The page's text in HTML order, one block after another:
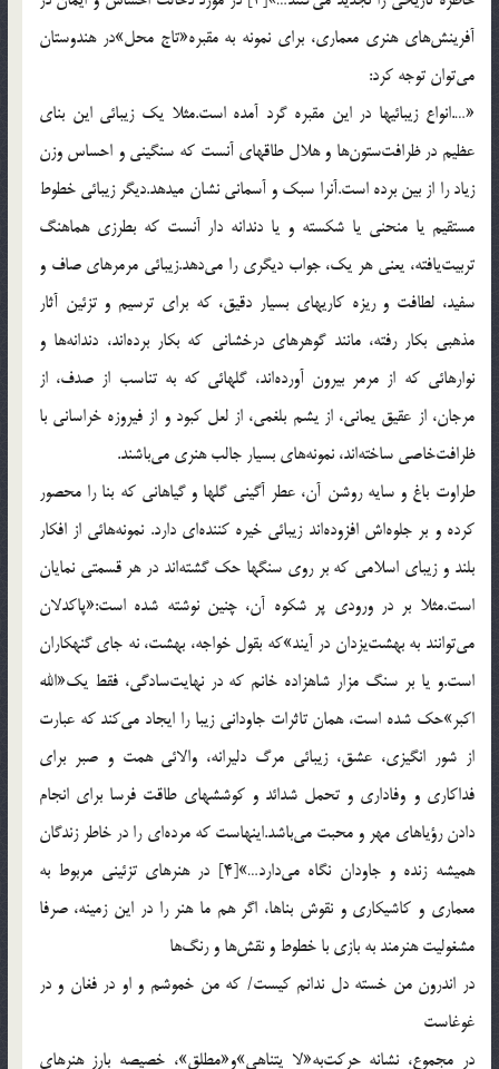
آفرينش‌هاي هنري معماري، براي نمونه به مقبره‌«تاج محل‌»در هندوستان
مي‌توان توجه كرد:
«….انواع زيبائيها در اين مقبره گرد آمده است.مثلا يك زيبائي اين بناي
عظيم در ظرافت‌ستون‌ها و هلال طاقهاي آنست كه سنگيني و احساس وزن
زياد را از بين برده است.آنرا سبك و آسماني نشان ميدهد.ديگر زيبائي خطوط
مستقيم يا منحني يا شكسته و يا دندانه دار آنست كه بطرزي هماهنگ
تربيت‌يافته، يعني هر يك، جواب ديگري را مي‌دهد.زيبائي مرمرهاي صاف و
سفيد، لطافت و ريزه كاريهاي بسيار دقيق، كه براي ترسيم و تزئين آثار
مذهبي بكار رفته، مانند گوهرهاي درخشاني كه بكار برده‌اند، دندانه‌ها و
نوارهائي كه از مرمر بيرون آورده‌اند، گلهائي كه به تناسب از صدف، از
مرجان، از عقيق يماني، از يشم بلغمي، از لعل كبود و از فيروزه خراساني با
ظرافت‌خاصي ساخته‌اند، نمونه‌هاي بسيار جالب هنري مي‌باشند.
طراوت باغ و سايه روشن آن، عطر آگيني گلها و گياهاني كه بنا را محصور
كرده و بر جلوه‌اش افزوده‌اند زيبائي خيره كننده‌اي دارد. نمونه‌هائي از افكار
بلند و زيباي اسلامي كه بر روي سنگها حك گشته‌اند در هر قسمتي نمايان
است.مثلا بر در ورودي پر شكوه آن، چنين نوشته شده است:«پاكدلان
مي‌توانند به بهشت‌يزدان در آيند»كه بقول خواجه، بهشت، نه جاي گنهكاران
است.و يا بر سنگ مزار شاهزاده خانم كه در نهايت‌سادگي، فقط يك‌«الله
اكبر»حك شده است، همان تاثرات جاوداني زيبا را ايجاد مي‌كند كه عبارت
از شور انگيزي، عشق، زيبائي مرگ دليرانه، والائي همت و صبر براي
فداكاري و وفاداري و تحمل شدائد و كوششهاي طاقت فرسا براي انجام
دادن رؤياهاي مهر و محبت مي‌باشد.اينهاست كه مرده‌اي را در خاطر زندگان
هميشه زنده و جاودان نگاه مي‌دارد…»[4] در هنرهاي تزئيني مربوط به
معماري و كاشيكاري و نقوش بناها، اگر هم ما هنر را در اين زمينه، صرفا
مشغوليت هنرمند به بازي با خطوط و نقش‌ها و رنگ‌ها
در اندرون من خسته دل ندانم كيست/ كه من خموشم و او در فغان و در
غوغاست
در مجموع، نشانه حركت‌به‌«لا يتناهي‌»و«مطلق‌»، خصيصه بارز هنرهاي